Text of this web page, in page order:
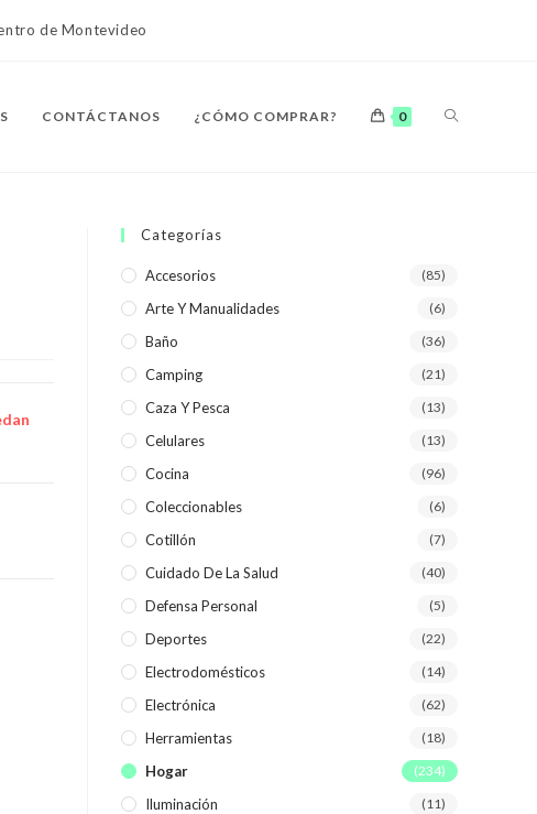
de Montevideo
CONTÁCTANOS ¿CÓMO COMPRAR? 0 ALTERNAR
DE
LA
Categorías
Accesorios (85)
Arte Y Manualidades (6)
Baño (36)
Camping (21)
Caza Y Pesca (13)
Celulares (13)
Cocina (96)
Coleccionables (6)
Cotillón (7)
Cuidado De La Salud (40)
Defensa Personal (5)
Deportes (22)
Electrodomésticos (14)
Electrónica (62)
Herramientas (18)
Hogar (234)
Iluminación (11)